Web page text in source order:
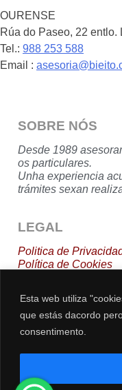
Esta web utiliza
que estás dacordo
consentimento.
OURENSE
Rúa do Paseo, 22 entlo.
Tel.: 988 253 588
Email :
SOBRE NÓS
Desde 1989
os particulares.
Unha experiencia
trámites sexan
LEGAL
Politica de
Política de Cookies
DESCARGAS
Alta Traballadores
Actividades en
Sentencia Tribunal